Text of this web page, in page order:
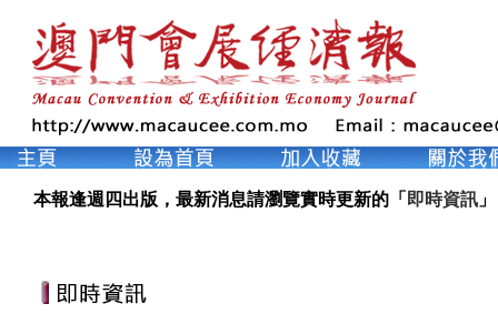
本報逢週四出版，最新消息請瀏覽實時更新的「 即時資訊 」